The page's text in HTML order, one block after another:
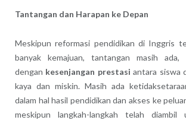
Tantangan dan Harapan ke Depan
Meskipun reformasi pendidikan di Inggris
banyak kemajuan, tantangan masih
dengan kesenjangan prestasi antara siswa
kaya dan miskin. Masih ada
dalam hal hasil pendidikan dan akses ke
meskipun langkah-langkah telah diambil